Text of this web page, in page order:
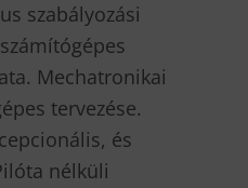
szabályozási
Mechatronikai
tervezése.
és
nélküli